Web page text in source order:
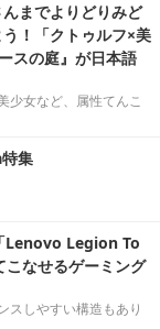
までよりどりみど
！「クトゥルフ×美
スの庭』が日本語
少女など、属性てんこ
集
Lenovo Legion To
なせるゲーミング
スしやすい構造もあり